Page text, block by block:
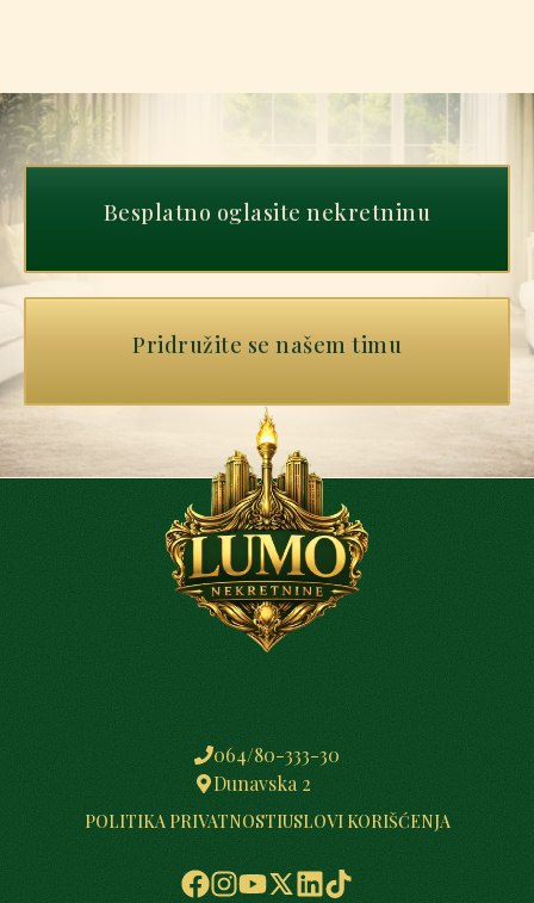
Besplatno oglasite nekretninu
Pridružite se našem timu
064/80-333-30
Dunavska 2
POLITIKA PRIVATNOSTIUSLOVI KORIŠĆENJA